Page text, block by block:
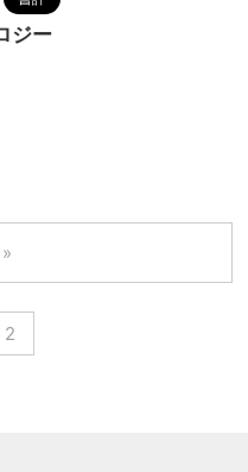
ジー
2